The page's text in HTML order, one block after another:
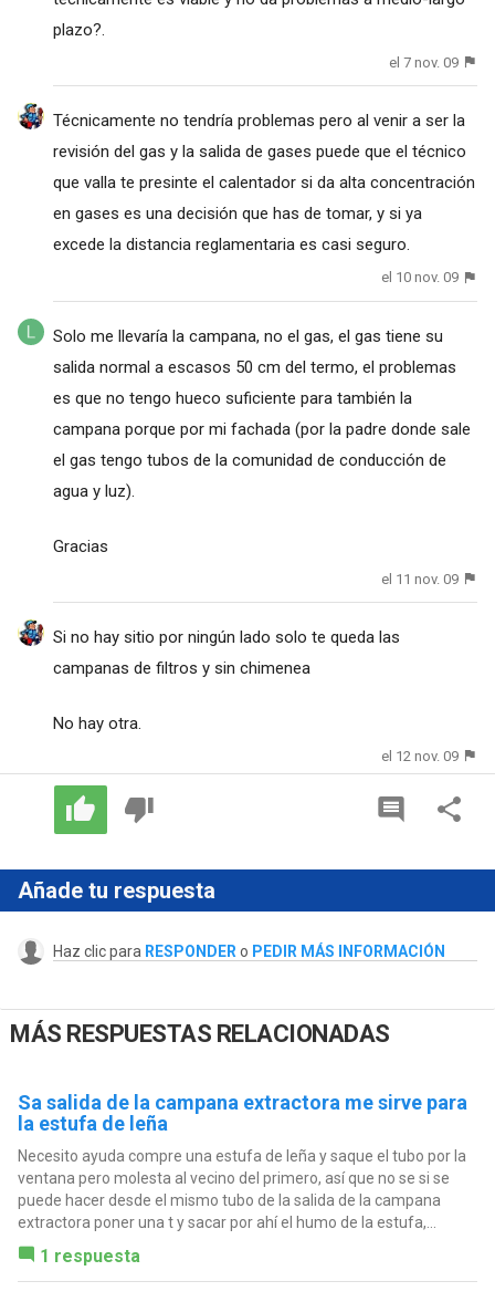
plazo?.
el 7 nov. 09
Técnicamente no tendría problemas pero al venir a ser la
revisión del gas y la salida de gases puede que el técnico
que valla te presinte el calentador si da alta concentración
en gases es una decisión que has de tomar, y si ya
excede la distancia reglamentaria es casi seguro.
el 10 nov. 09
Solo me llevaría la campana, no el gas, el gas tiene su
salida normal a escasos 50 cm del termo, el problemas
es que no tengo hueco suficiente para también la
campana porque por mi fachada (por la padre donde sale
el gas tengo tubos de la comunidad de conducción de
agua y luz).
Gracias
el 11 nov. 09
Si no hay sitio por ningún lado solo te queda las
campanas de filtros y sin chimenea
No hay otra.
el 12 nov. 09
Añade tu respuesta
Haz clic para RESPONDER o PEDIR MÁS INFORMACIÓN
MÁS RESPUESTAS RELACIONADAS
Sa salida de la campana extractora me sirve para
la estufa de leña
Necesito ayuda compre una estufa de leña y saque el tubo por la
ventana pero molesta al vecino del primero, así que no se si se
puede hacer desde el mismo tubo de la salida de la campana
extractora poner una t y sacar por ahí el humo de la estufa,...
1 respuesta